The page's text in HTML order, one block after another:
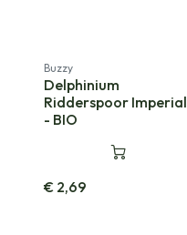
Buzzy
Delphinium
Ridderspoor Imperial
- BIO
€ 2,69